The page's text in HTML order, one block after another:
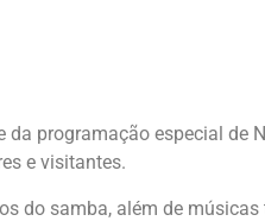
da programação especial de
e visitantes.
do samba, além de